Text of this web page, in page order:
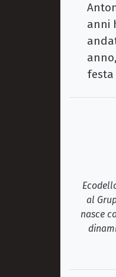
anni
festa
al
nasce